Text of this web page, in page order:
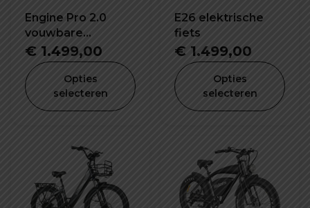
Engine Pro 2.0
vouwbare
elektrische fiets
€ 1.499,00
Opties
selecteren
E26 elektrische
fiets
€ 1.499,00
Opties
selecteren